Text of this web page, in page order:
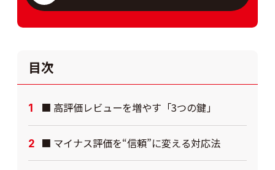
目次
■ 高評価レビューを増やす「3つの鍵」
■ マイナス評価を“信頼”に変える対応法